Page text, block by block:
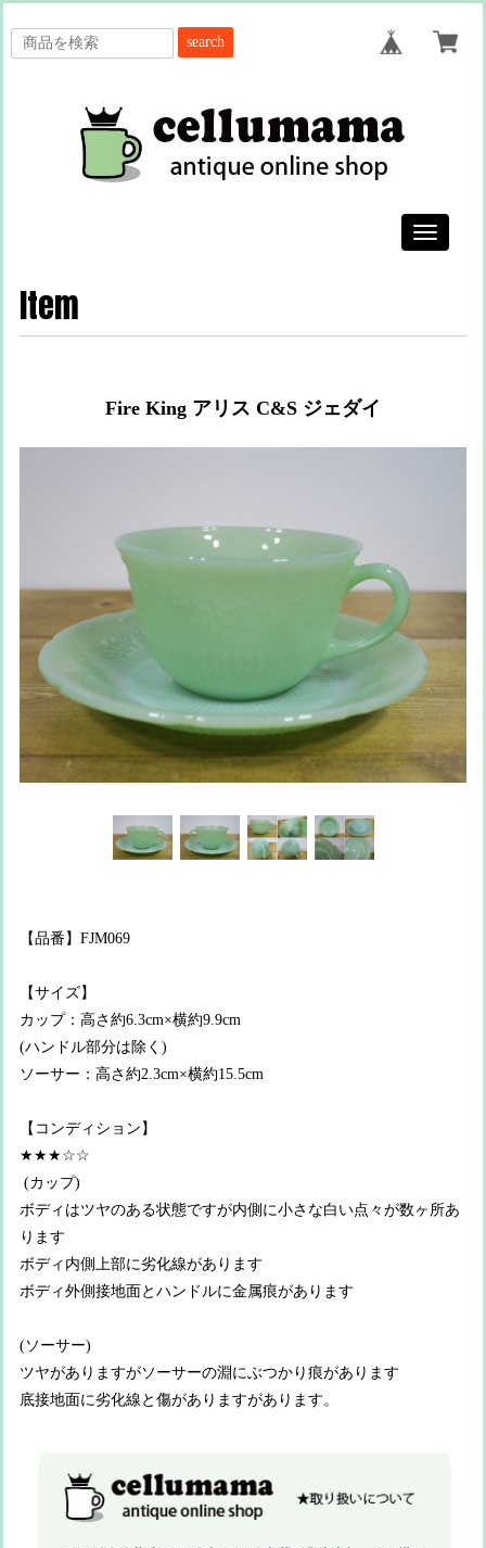
search
Toggle
Item
Fire King アリス C&S ジェダイ
【品番】FJM069
【サイズ】
カップ：高さ約6.3cm×横約9.9cm
(ハンドル部分は除く)
ソーサー：高さ約2.3cm×横約15.5cm
【コンディション】
★★★☆☆
(カップ)
ボディはツヤのある状態ですが内側に小さな白い点々が数ヶ所あ
ります
ボディ内側上部に劣化線があります
ボディ外側接地面とハンドルに金属痕があります
(ソーサー)
ツヤがありますがソーサーの淵にぶつかり痕があります
底接地面に劣化線と傷がありますがあります。